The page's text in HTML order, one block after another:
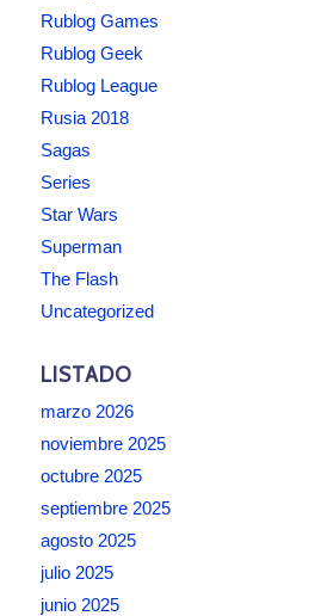
Rublog Games
Rublog Geek
Rublog League
Rusia 2018
Sagas
Series
Star Wars
Superman
The Flash
Uncategorized
LISTADO
marzo 2026
noviembre 2025
octubre 2025
septiembre 2025
agosto 2025
julio 2025
junio 2025